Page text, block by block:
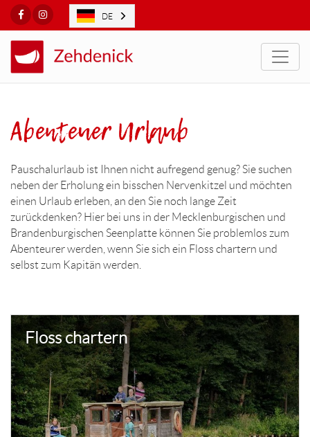
FacebookInstagram
Abenteuer Urlaub
Pauschalurlaub ist Ihnen nicht aufregend genug? Sie suchen
neben der Erholung ein bisschen Nervenkitzel und möchten
einen Urlaub erleben, an den Sie noch lange Zeit
zurückdenken? Hier bei uns in der Mecklenburgischen und
Brandenburgischen Seenplatte können Sie problemlos zum
Abenteurer werden, wenn Sie sich ein Floss chartern und
selbst zum Kapitän werden.
Floss chartern
DE